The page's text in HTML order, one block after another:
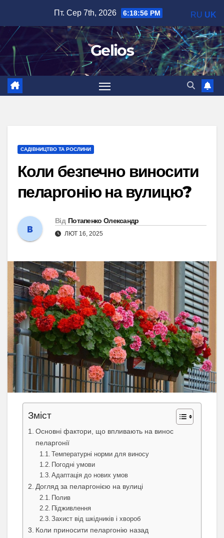
вмісту
Пт. Сер 7th, 2026 6:18:57 PM
Gelios
САДІВНИЦТВО ТА РОСЛИНИ
Коли безпечно виносити
пеларгонію на вулицю?
Від Потапенко Олександр
ЛЮТ 16, 2025
Зміст
Основні фактори, що впливають на винос
пеларгонії
Температурні норми для виносу
Погодні умови
Адаптація до нових умов
Догляд за пеларгонією на вулиці
Полив
Підживлення
Захист від шкідників і хвороб
Коли приносити пеларгонію назад
RU UK